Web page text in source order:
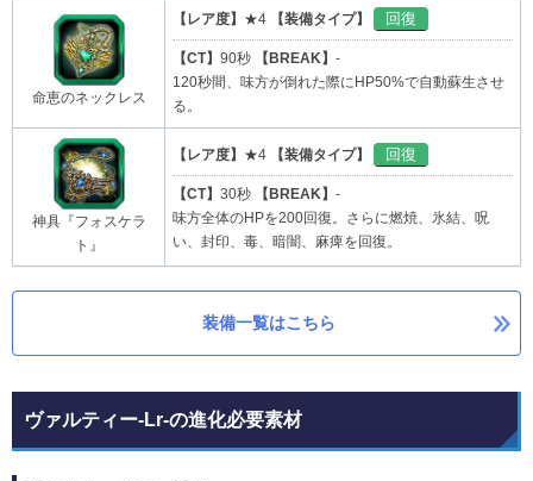
命恵のネックレス
【レア度】 ★4 【装備タイプ】 回復
【CT】 90秒 【BREAK】 -
120秒間、味方が倒れた際にHP50%で自動蘇生させ
る。
神具『フォスケラ
ト』
【レア度】 ★4 【装備タイプ】 回復
【CT】 30秒 【BREAK】 -
味方全体のHPを200回復。さらに燃焼、氷結、呪
い、封印、毒、暗闇、麻痺を回復。
装備一覧はこちら
ヴァルティー-Lr-の進化必要素材